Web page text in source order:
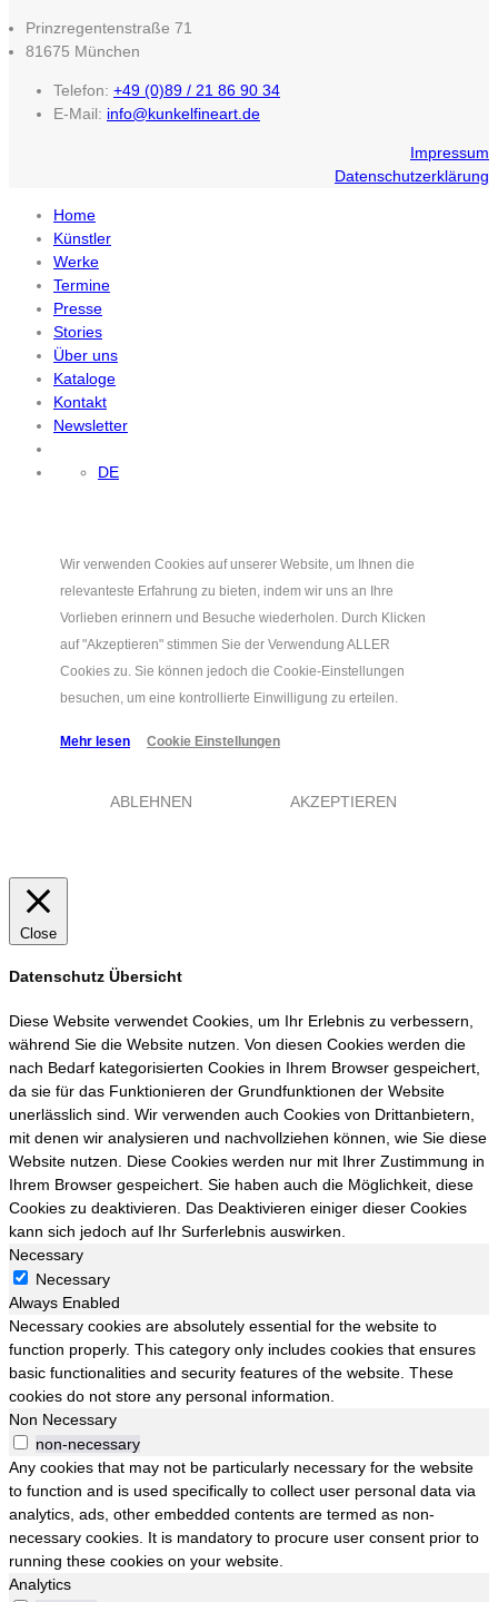
Prinzregentenstraße 71
81675 München
Telefon: +49 (0)89 / 21 86 90 34
E-Mail: info@kunkelfineart.de
Impressum
Datenschutzerklärung
Home
Künstler
Werke
Termine
Presse
Stories
Über uns
Kataloge
Kontakt
Newsletter
DE
Wir verwenden Cookies auf unserer Website, um Ihnen die
relevanteste Erfahrung zu bieten, indem wir uns an Ihre
Vorlieben erinnern und Besuche wiederholen. Durch Klicken
auf "Akzeptieren" stimmen Sie der Verwendung ALLER
Cookies zu. Sie können jedoch die Cookie-Einstellungen
besuchen, um eine kontrollierte Einwilligung zu erteilen.
Mehr lesen Cookie Einstellungen
ABLEHNEN AKZEPTIEREN
Close
Datenschutz Übersicht
Diese Website verwendet Cookies, um Ihr Erlebnis zu verbessern,
während Sie die Website nutzen. Von diesen Cookies werden die
nach Bedarf kategorisierten Cookies in Ihrem Browser gespeichert,
da sie für das Funktionieren der Grundfunktionen der Website
unerlässlich sind. Wir verwenden auch Cookies von Drittanbietern,
mit denen wir analysieren und nachvollziehen können, wie Sie diese
Website nutzen. Diese Cookies werden nur mit Ihrer Zustimmung in
Ihrem Browser gespeichert. Sie haben auch die Möglichkeit, diese
Cookies zu deaktivieren. Das Deaktivieren einiger dieser Cookies
kann sich jedoch auf Ihr Surferlebnis auswirken.
Necessary
Necessary
Always Enabled
Necessary cookies are absolutely essential for the website to
function properly. This category only includes cookies that ensures
basic functionalities and security features of the website. These
cookies do not store any personal information.
Non Necessary
non-necessary
Any cookies that may not be particularly necessary for the website
to function and is used specifically to collect user personal data via
analytics, ads, other embedded contents are termed as non-
necessary cookies. It is mandatory to procure user consent prior to
running these cookies on your website.
Analytics